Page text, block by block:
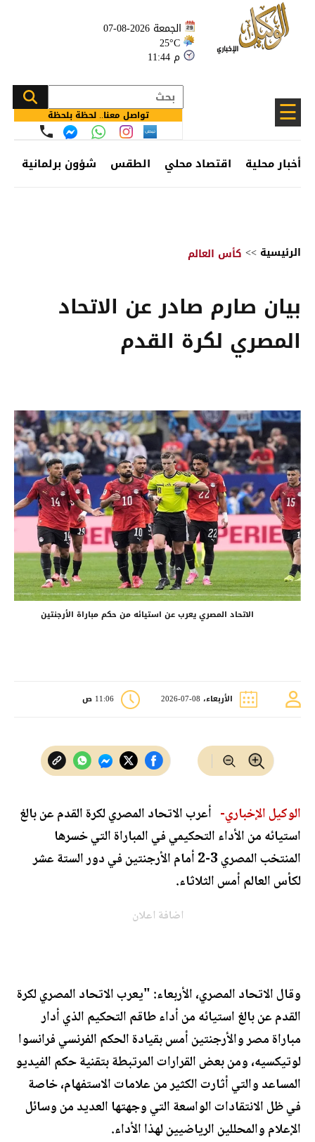
الجمعة 2026-08-07
25°C
11:44 م
☰ تواصل معنا.. لحظة بلحظة
أخبار محلية اقتصاد محلي الطقس شؤون برلمانية
الرئيسية >> كأس العالم
بيان صارم صادر عن الاتحاد
المصري لكرة القدم
الاتحاد المصري يعرب عن استيائه من حكم مباراة الأرجنتين
الأربعاء، 08-07-2026 11:06 ص
الوكيل الإخباري- أعرب الاتحاد المصري لكرة القدم عن بالغ
استيائه من الأداء التحكيمي في المباراة التي خسرها
المنتخب المصري 3-2 أمام الأرجنتين في دور الستة عشر
لكأس العالم أمس الثلاثاء.
اضافة اعلان
وقال الاتحاد المصري، الأربعاء: "يعرب الاتحاد المصري لكرة
القدم عن بالغ استيائه من أداء طاقم التحكيم الذي أدار
مباراة مصر والأرجنتين أمس بقيادة الحكم الفرنسي فرانسوا
لوتيكسيه، ومن بعض القرارات المرتبطة بتقنية حكم الفيديو
المساعد والتي أثارت الكثير من علامات الاستفهام، خاصة
في ظل الانتقادات الواسعة التي وجهتها العديد من وسائل
الإعلام والمحللين الرياضيين لهذا الأداء.